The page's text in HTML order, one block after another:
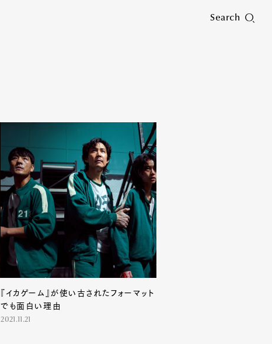
Search
『イカゲーム』が使い古されたフォーマット
でも面白い理由
2021.11.21